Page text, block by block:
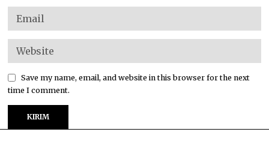
Save my name, email, and website in this browser for the next
time I comment.